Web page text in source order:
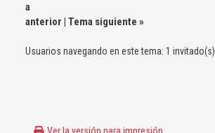
a
anterior | Tema siguiente »
Usuarios navegando en este tema: 1 invitado(s)